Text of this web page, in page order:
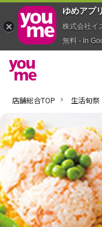
店舗総合TOP 生活旬祭
ゆめアプ‪
株式会社イ
無料 - In